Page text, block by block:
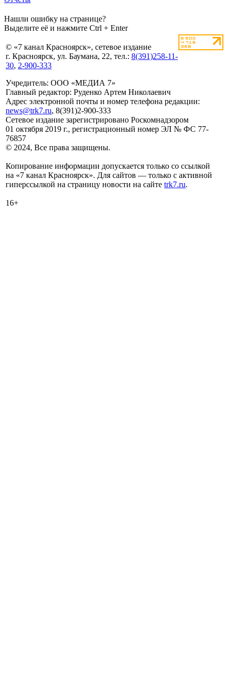
Нашли ошибку на странице?
Выделите её и нажмите Ctrl + Enter
© «7 канал Красноярск», сетевое издание
г. Красноярск, ул. Баумана, 22, тел.: 8(391)258-11-
30, 2-900-333
Учредитель: ООО «МЕДИА 7»
Главный редактор: Руденко Артем Николаевич
Адрес электронной почты и номер телефона редакции:
news@trk7.ru, 8(391)2-900-333
Сетевое издание зарегистрировано Роскомнадзором
01 октября 2019 г., регистрационный номер ЭЛ № ФС 77-
76857
© 2024, Все права защищены.
Копирование информации допускается только со ссылкой
на «7 канал Красноярск». Для сайтов — только с активной
гиперссылкой на страницу новости на сайте trk7.ru.
16+